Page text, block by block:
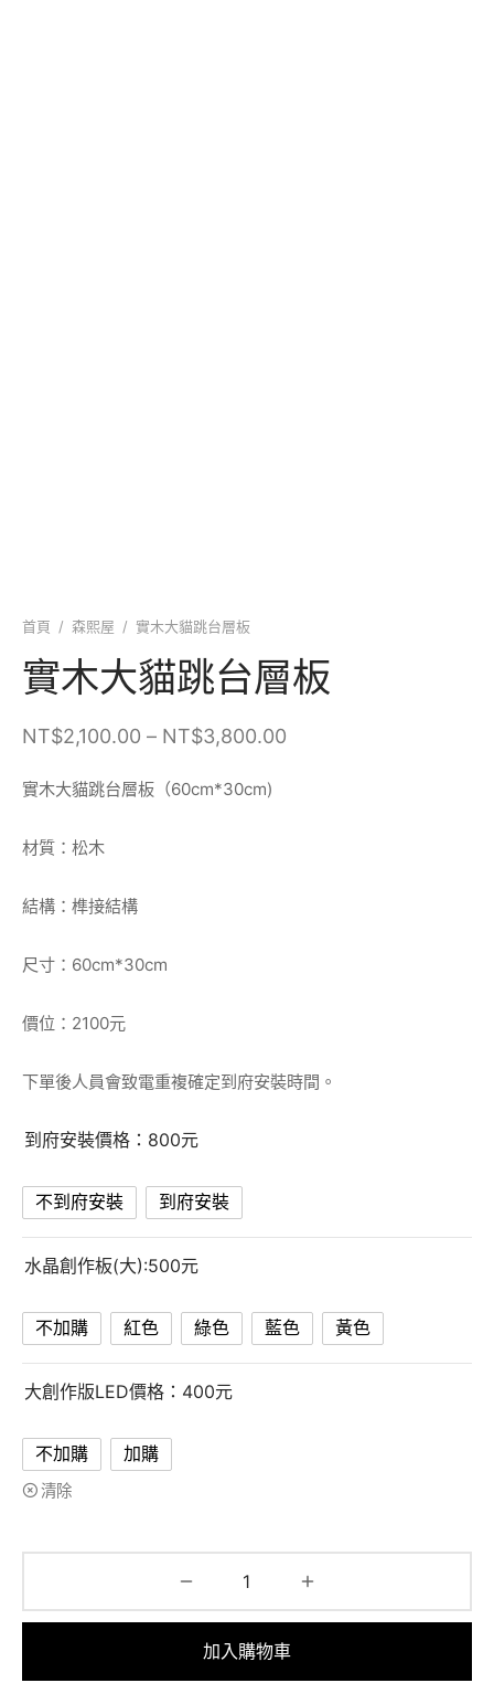
首頁 / 森熙屋 / 實木大貓跳台層板
實木大貓跳台層板
NT$2,100.00 – NT$3,800.00
實木大貓跳台層板（60cm*30cm)
材質：松木
結構：榫接結構
尺寸：60cm*30cm
價位：2100元
下單後人員會致電重複確定到府安裝時間。
到府安裝價格：800元
不到府安裝 到府安裝
水晶創作板(大):500元
不加購 紅色 綠色 藍色 黃色
大創作版LED價格：400元
不加購 加購
清除
加入購物車